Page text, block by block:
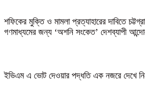
শফিকের মুক্তি ও মামলা প্রত্যাহারের দাবিতে
গণমাধ্যমের জন্য ‘অশনি সংকেত’ দেশব্যাপী
ইভিএম এ ভোট দেওয়ার পদ্ধতি এক নজরে দেখে